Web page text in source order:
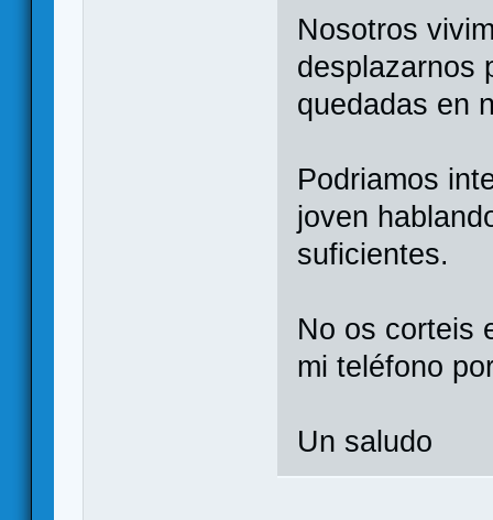
Nosotros
desplazarnos
quedadas en
Podriamos
joven
suficientes.
No os corteis
mi teléfono
Un saludo